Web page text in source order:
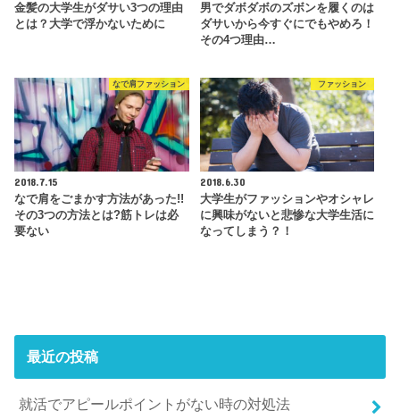
金髪の大学生がダサい3つの理由
とは？大学で浮かないために
男でダボダボのズボンを履くのは
ダサいから今すぐにでもやめろ！
その4つ理由…
なで肩ファッション
2018.7.15
なで肩をごまかす方法があった!!
その3つの方法とは?筋トレは必
要ない
ファッション
2018.6.30
大学生がファッションやオシャレ
に興味がないと悲惨な大学生活に
なってしまう？！
最近の投稿
就活でアピールポイントがない時の対処法